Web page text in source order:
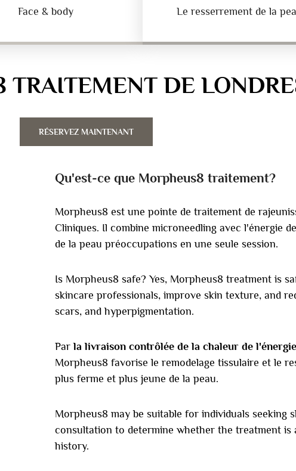
Face & body Le resserrement de la
TRAITEMENT DE
RÉSERVEZ MAINTENANT
Qu'est-ce que Morpheus8 traitement?
Morpheus8 est une pointe de traitement de
Cliniques. Il combine microneedling avec l'énergie
de la peau préoccupations en une seule session.
Is Morpheus8 safe? Yes, Morpheus8 treatment is
skincare professionals, improve skin texture, and
scars, and hyperpigmentation.
Parla livraison contrôlée de la chaleur de
Morpheus8 favorise le remodelage tissulaire et le
plus ferme et plus jeune de la peau.
Morpheus8 may be suitable for individuals seeking
consultation to determine whether the treatment
history.